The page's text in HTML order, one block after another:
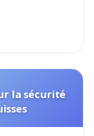
la sécurité